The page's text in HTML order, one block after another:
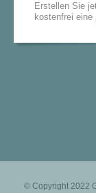
Erstellen Sie
kostenfrei
© Copyright 2022